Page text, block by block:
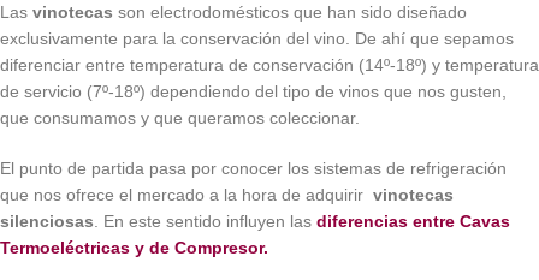
Las vinotecas son electrodomésticos que han sido diseñado
exclusivamente para la conservación del vino. De ahí que sepamos
diferenciar entre temperatura de conservación (14º-18º) y temperatura
de servicio (7º-18º) dependiendo del tipo de vinos que nos gusten,
que consumamos y que queramos coleccionar.
El punto de partida pasa por conocer los sistemas de refrigeración
que nos ofrece el mercado a la hora de adquirir vinotecas
silenciosas . En este sentido influyen las diferencias entre Cavas
Termoeléctricas y de Compresor.